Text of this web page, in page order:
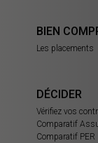
BIEN
Les placements
DÉCIDER
Vérifiez vos
Comparatif
Comparatif PER